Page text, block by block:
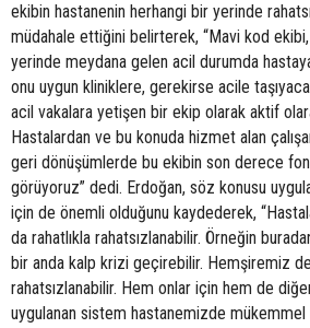
ekibin hastanenin herhangi bir yerinde
müdahale ettiğini belirterek, “Mavi kod
yerinde meydana gelen acil durumda
onu uygun kliniklere, gerekirse acile
acil vakalara yetişen bir ekip olarak aktif
Hastalardan ve bu konuda hizmet alan
geri dönüşümlerde bu ekibin son derece
görüyoruz” dedi. Erdoğan, söz konusu
için de önemli olduğunu kaydederek,
da rahatlıkla rahatsızlanabilir. Örneğin
bir anda kalp krizi geçirebilir. Hemşiremiz
rahatsızlanabilir. Hem onlar için hem de
uygulanan sistem hastanemizde mükemmel